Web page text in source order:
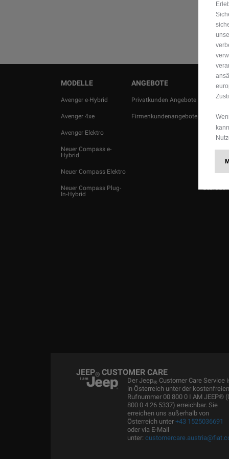
MODELLE
Avenger e-Hybrid
Avenger 4xe
Avenger Elektro
Neuer Compass e-
Hybrid
Neuer Compass Elektro
Neuer Compass Plug-
In-Hybrid
ANGEBOTE
Privatkunden Angebote
Firmenkundenangebote Angebot
JEEP® CUSTOMER CARE
Der Jeep® Customer Care Service
in Österreich unter der kostenfreien
Rufnummer 00 800 0 I AM JEEP®
800 0 4 26 5337) erreichbar. Sie
erreichen uns außerhalb von
Österreich unter+43 1525036691
oder via E-Mail
unter: